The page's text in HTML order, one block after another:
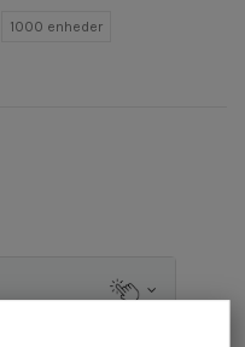
1000 enheder